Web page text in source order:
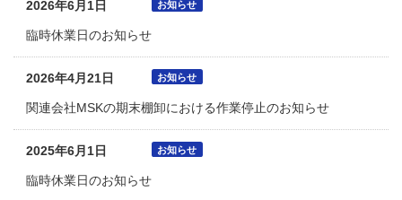
2026年6月1日 お知らせ
臨時休業日のお知らせ
2026年4月21日 お知らせ
関連会社MSKの期末棚卸における作業停止のお知らせ
2025年6月1日 お知らせ
臨時休業日のお知らせ